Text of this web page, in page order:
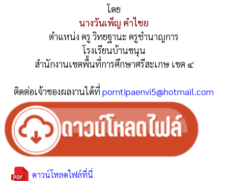
โดย
นางวันเพ็ญ คำไชย
ตำแหน่ง ครู วิทยฐานะ ครูชำนาญการ
โรงเรียนบ้านขนุน
สำนักงานเขตพื้นที่การศึกษาศรีสะเกษ เขต ๔
ติดต่อเจ้าของผลงานได้ที่porntipaenvi5@hotmail.com
ดาวน์โหลดไฟล์ที่นี่